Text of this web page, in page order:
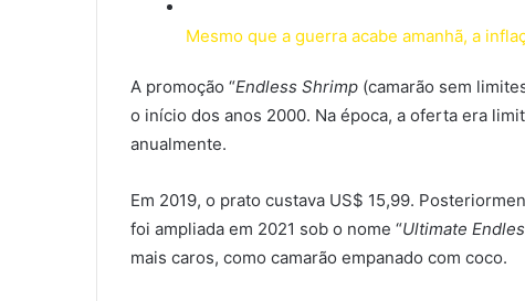
Mesmo que a guerra acabe amanhã, a
A promoção “Endless Shrimp (camarão sem
o início dos anos 2000. Na época, a oferta era
anualmente.
Em 2019, o prato custava US$ 15,99.
foi ampliada em 2021 sob o nome “Ultimate
mais caros, como camarão empanado com coco.